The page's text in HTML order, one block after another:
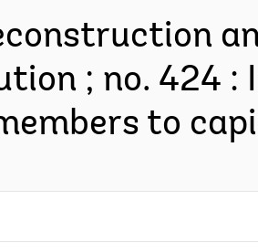
; no. 424 :
to